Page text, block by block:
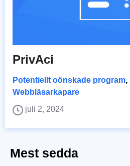
PrivAci
Potentiellt oönskade program,
Webbläsarkapare
juli 2, 2024
Mest sedda